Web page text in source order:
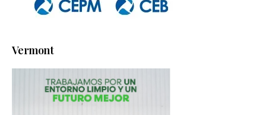
Vermont